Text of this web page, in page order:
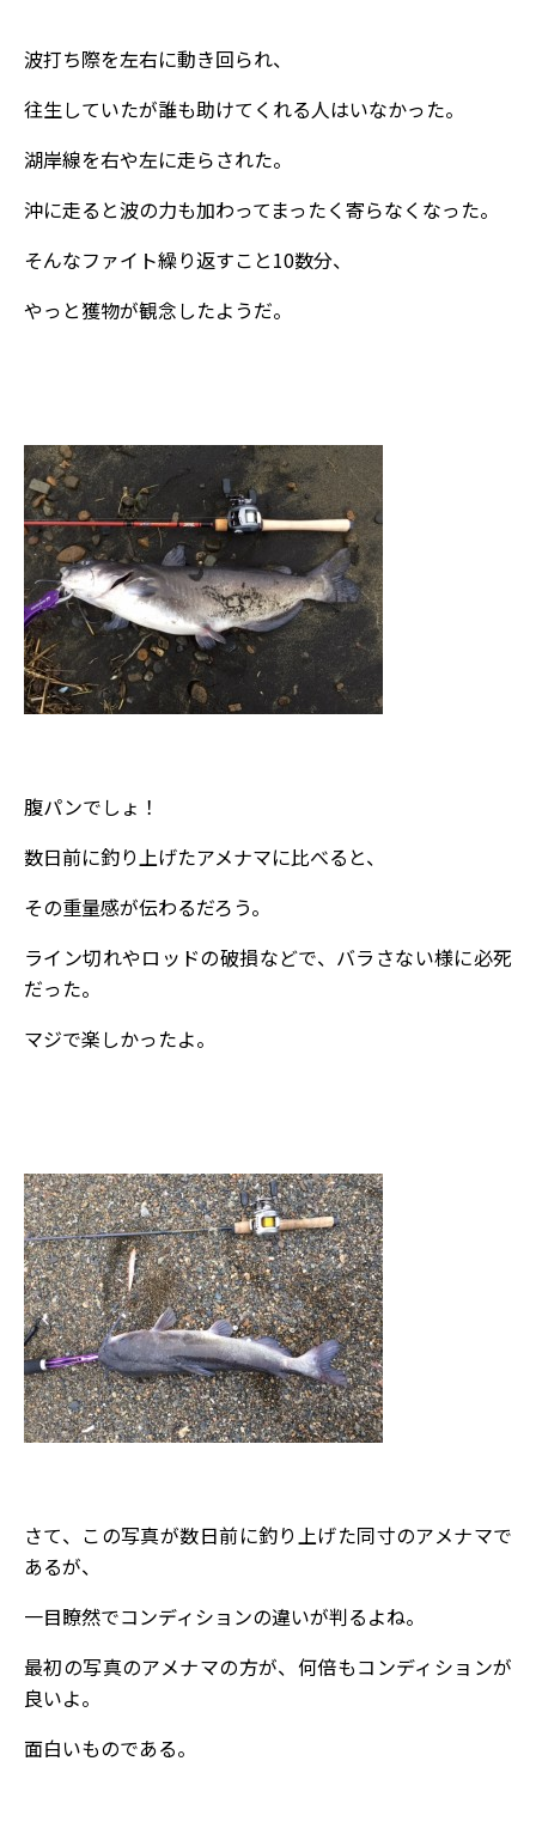
波打ち際を左右に動き回られ、
往生していたが誰も助けてくれる人はいなかった。
湖岸線を右や左に走らされた。
沖に走ると波の力も加わってまったく寄らなくなった。
そんなファイト繰り返すこと10数分、
やっと獲物が観念したようだ。
腹パンでしょ！
数日前に釣り上げたアメナマに比べると、
その重量感が伝わるだろう。
ライン切れやロッドの破損などで、バラさない様に必死
だった。
マジで楽しかったよ。
さて、この写真が数日前に釣り上げた同寸のアメナマで
あるが、
一目瞭然でコンディションの違いが判るよね。
最初の写真のアメナマの方が、何倍もコンディションが
良いよ。
面白いものである。